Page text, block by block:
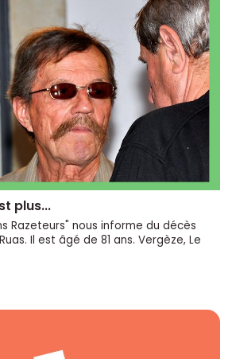
plus...
Razeteurs" nous informe du décès
Il est âgé de 81 ans. Vergèze, Le